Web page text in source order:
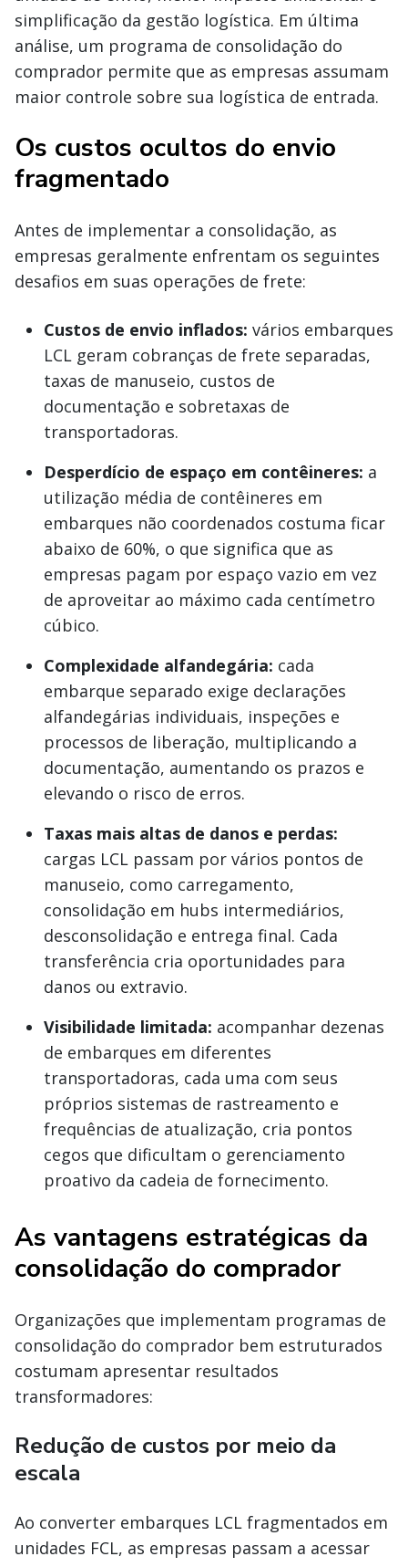
simplificação da gestão logística. Em última
análise, um programa de consolidação do
comprador permite que as empresas assumam
maior controle sobre sua logística de entrada.
Os custos ocultos do envio
fragmentado
Antes de implementar a consolidação, as
empresas geralmente enfrentam os seguintes
desafios em suas operações de frete:
Custos de envio inflados: vários embarques
LCL geram cobranças de frete separadas,
taxas de manuseio, custos de
documentação e sobretaxas de
transportadoras.
Desperdício de espaço em contêineres: a
utilização média de contêineres em
embarques não coordenados costuma ficar
abaixo de 60%, o que significa que as
empresas pagam por espaço vazio em vez
de aproveitar ao máximo cada centímetro
cúbico.
Complexidade alfandegária: cada
embarque separado exige declarações
alfandegárias individuais, inspeções e
processos de liberação, multiplicando a
documentação, aumentando os prazos e
elevando o risco de erros.
Taxas mais altas de danos e perdas:
cargas LCL passam por vários pontos de
manuseio, como carregamento,
consolidação em hubs intermediários,
desconsolidação e entrega final. Cada
transferência cria oportunidades para
danos ou extravio.
Visibilidade limitada: acompanhar dezenas
de embarques em diferentes
transportadoras, cada uma com seus
próprios sistemas de rastreamento e
frequências de atualização, cria pontos
cegos que dificultam o gerenciamento
proativo da cadeia de fornecimento.
As vantagens estratégicas da
consolidação do comprador
Organizações que implementam programas de
consolidação do comprador bem estruturados
costumam apresentar resultados
transformadores:
Redução de custos por meio da
escala
Ao converter embarques LCL fragmentados em
unidades FCL, as empresas passam a acessar